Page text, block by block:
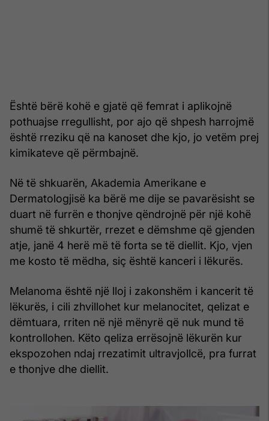
Është bërë kohë e gjatë që femrat i aplikojnë
pothuajse rregullisht, por ajo që shpesh harrojmë
është rreziku që na kanoset dhe kjo, jo vetëm prej
kimikateve që përmbajnë.
Në të shkuarën, Akademia Amerikane e
Dermatologjisë ka bërë me dije se pavarësisht se
duart në furrën e thonjve qëndrojnë për një kohë
shumë të shkurtër, rrezet e dëmshme që gjenden
atje, janë 4 herë më të forta se të diellit. Kjo, vjen
me kosto të mëdha, siç është kanceri i lëkurës.
Melanoma është një lloj i zakonshëm i kancerit të
lëkurës, i cili zhvillohet kur melanocitet, qelizat e
dëmtuara, rriten në një mënyrë që nuk mund të
kontrollohen. Këto qeliza errësojnë lëkurën kur
ekspozohen ndaj rrezatimit ultravjollcë, pra furrat
e thonjve dhe diellit.